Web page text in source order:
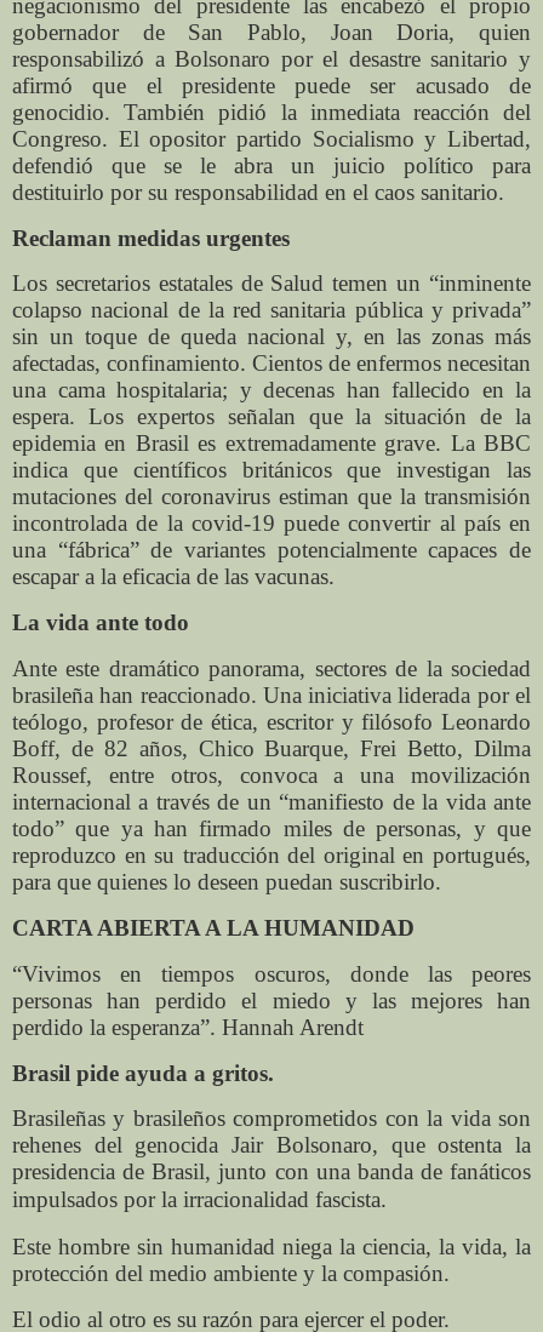
negacionismo del presidente las encabezó el propio
gobernador de San Pablo, Joan Doria, quien
responsabilizó a Bolsonaro por el desastre sanitario y
afirmó que el presidente puede ser acusado de
genocidio. También pidió la inmediata reacción del
Congreso. El opositor partido Socialismo y Libertad,
defendió que se le abra un juicio político para
destituirlo por su responsabilidad en el caos sanitario.
Reclaman medidas urgentes
Los secretarios estatales de Salud temen un “inminente
colapso nacional de la red sanitaria pública y privada”
sin un toque de queda nacional y, en las zonas más
afectadas, confinamiento. Cientos de enfermos necesitan
una cama hospitalaria; y decenas han fallecido en la
espera. Los expertos señalan que la situación de la
epidemia en Brasil es extremadamente grave. La BBC
indica que científicos británicos que investigan las
mutaciones del coronavirus estiman que la transmisión
incontrolada de la covid-19 puede convertir al país en
una “fábrica” de variantes potencialmente capaces de
escapar a la eficacia de las vacunas.
La vida ante todo
Ante este dramático panorama, sectores de la sociedad
brasileña han reaccionado. Una iniciativa liderada por el
teólogo, profesor de ética, escritor y filósofo Leonardo
Boff, de 82 años, Chico Buarque, Frei Betto, Dilma
Roussef, entre otros, convoca a una movilización
internacional a través de un “manifiesto de la vida ante
todo” que ya han firmado miles de personas, y que
reproduzco en su traducción del original en portugués,
para que quienes lo deseen puedan suscribirlo.
CARTA ABIERTA A LA HUMANIDAD
“Vivimos en tiempos oscuros, donde las peores
personas han perdido el miedo y las mejores han
perdido la esperanza”. Hannah Arendt
Brasil pide ayuda a gritos.
Brasileñas y brasileños comprometidos con la vida son
rehenes del genocida Jair Bolsonaro, que ostenta la
presidencia de Brasil, junto con una banda de fanáticos
impulsados por la irracionalidad fascista.
Este hombre sin humanidad niega la ciencia, la vida, la
protección del medio ambiente y la compasión.
El odio al otro es su razón para ejercer el poder.